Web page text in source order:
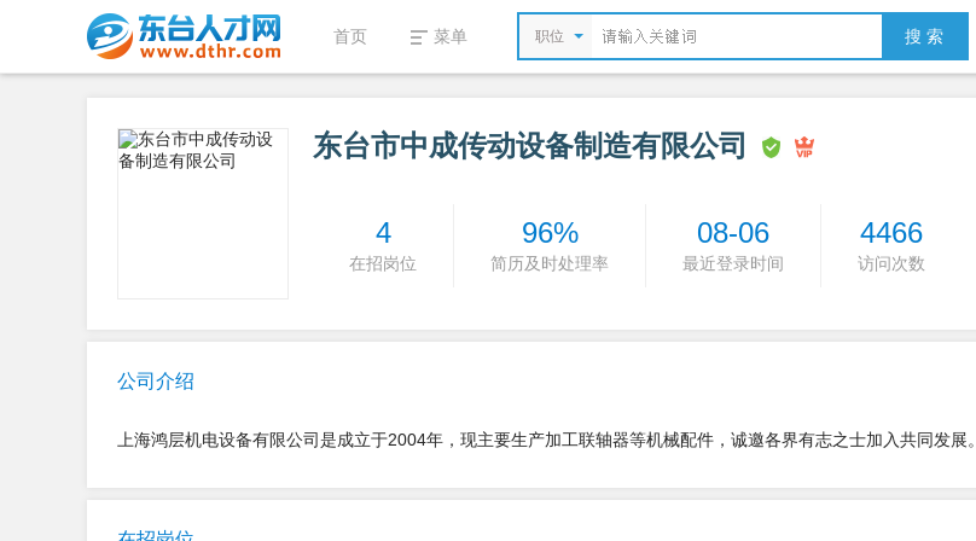
首页 菜单 职位 搜 索
东台市中成传动设备制造有限公司
4
在招岗位
96%
简历及时处理率
08-06
最近登录时间
4466
访问次数
公司介绍
上海鸿层机电设备有限公司是成立于2004年，现主要生产加工联轴器等机械配件，诚邀各界有志之士加入共同发展。